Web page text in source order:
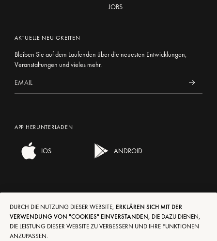
JOBS
AKTUELLE NEUIGKEITEN
Bleiben Sie auf dem Laufenden über die neuesten Entwicklungen,
Veranstaltungen und vieles mehr.
APP HERUNTERLADEN
IOS ANDROID
EN FR DE IT ES LIEFERUNG/RÜCKSENDUNG
DURCH DIE NUTZUNG DIESER WEBSITE, ERKLÄREN SICH MIT DER
VERWENDUNG VON "COOKIES" EINVERSTANDEN, DIE DAZU DIENEN,
DIE LEISTUNG DIESER WEBSITE ZU VERBESSERN UND IHRE FUNKTIONEN
ANZUPASSEN.